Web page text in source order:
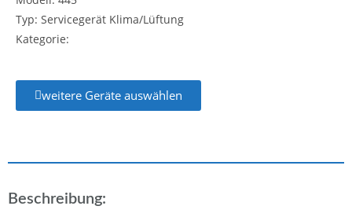
Typ: Servicegerät Klima/Lüftung
Kategorie:
weitere Geräte auswählen
Beschreibung: